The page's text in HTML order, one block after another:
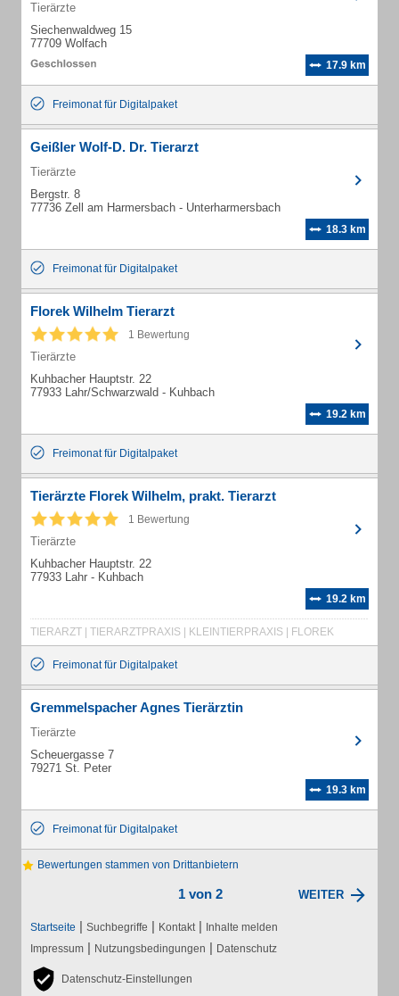
Tierärzte
Siechenwaldweg 15
77709 Wolfach
17.9 km
Freimonat für Digitalpaket
Geißler Wolf-D. Dr. Tierarzt
Tierärzte
Bergstr. 8
77736 Zell am Harmersbach - Unterharmersbach
18.3 km
Freimonat für Digitalpaket
Florek Wilhelm Tierarzt
1 Bewertung
Tierärzte
Kuhbacher Hauptstr. 22
77933 Lahr/Schwarzwald - Kuhbach
19.2 km
Freimonat für Digitalpaket
Tierärzte Florek Wilhelm, prakt. Tierarzt
1 Bewertung
Tierärzte
Kuhbacher Hauptstr. 22
77933 Lahr - Kuhbach
19.2 km
TIERARZT | TIERARZTPRAXIS | KLEINTIERPRAXIS | FLOREK
Freimonat für Digitalpaket
Gremmelspacher Agnes Tierärztin
Tierärzte
Scheuergasse 7
79271 St. Peter
19.3 km
Freimonat für Digitalpaket
Bewertungen stammen von Drittanbietern
1 von 2 WEITER
Startseite | Suchbegriffe | Kontakt | Inhalte melden
Impressum | Nutzungsbedingungen | Datenschutz
Datenschutz-Einstellungen